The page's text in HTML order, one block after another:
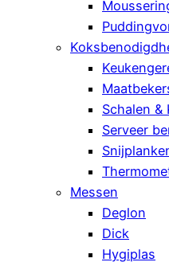
Schalen &
Serveer
Messen
Deglon
Dick
Hygiplas